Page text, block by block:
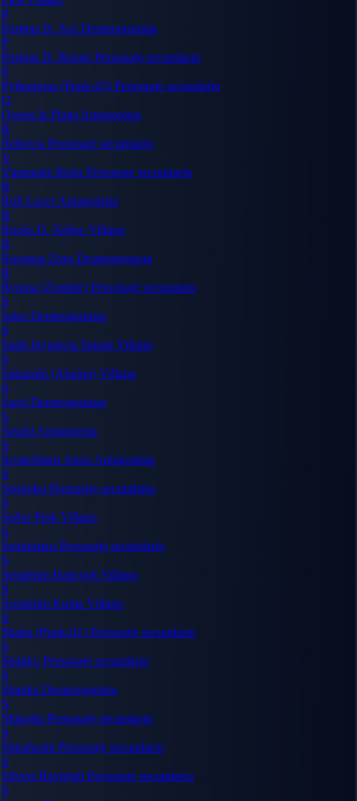
P
Portgas D. Ace Deuteragonista
P
Portgas D. Rouge Personaje secundario
P
Pythagoras (Punk-03) Personaje secundario
Q
Queen la Plaga Antagonista
R
Rebecca Personaje secundario
V
Vinsmoke Reiju Personaje secundario
R
Rob Lucci Antagonista
R
Rocks D. Xebec Villano
R
Roronoa Zoro Deuteragonista
R
Ryuma (Zombie) Personaje secundario
S
Sabo Deuteragonista
S
Saint Jaygarcia Saturn Villano
S
Sakazuki (Akainu) Villano
S
Sanji Deuteragonista
S
Sasaki Antagonista
S
Scratchmen Apoo Antagonista
S
Sengoku Personaje secundario
S
Señor Pink Villano
S
Sentomaru Personaje secundario
S
Seraphim Hancock Villano
S
Seraphim Kuma Villano
S
Shaka (Punk-01) Personaje secundario
S
Shakky Personaje secundario
S
Shanks Deuteragonista
S
Shinobu Personaje secundario
S
Shirahoshi Personaje secundario
S
Silvers Rayleigh Personaje secundario
S